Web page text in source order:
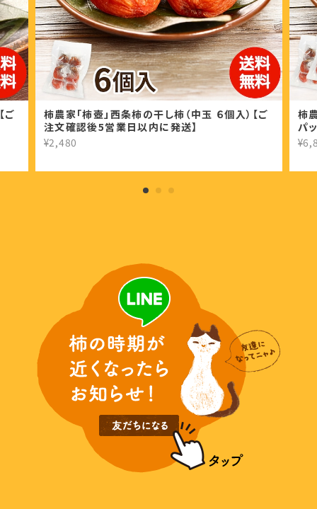
ご
柿農家「柿壺」西条柿の干し柿（中玉 ６個入）【ご
注文確認後5営業日以内に発送】
¥2,480
柿
パ